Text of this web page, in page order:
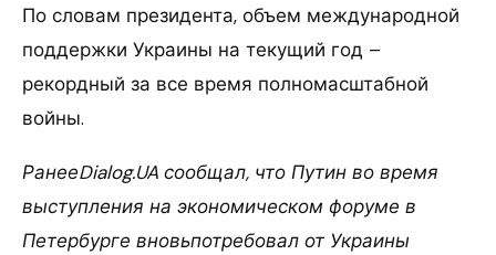
По словам президента, объем международной
поддержки Украины на текущий год –
рекордный за все время полномасштабной
войны.
РанееDialog.UA сообщал, что Путин во время
выступления на экономическом форуме в
Петербурге вновьпотребовал от Украины